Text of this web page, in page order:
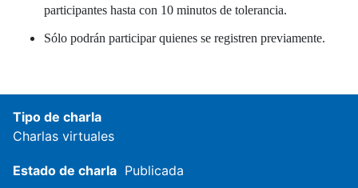
participantes hasta con 10 minutos de tolerancia.
Sólo podrán participar quienes se registren previamente.
Tipo de charla
Charlas virtuales
Estado de charla Publicada